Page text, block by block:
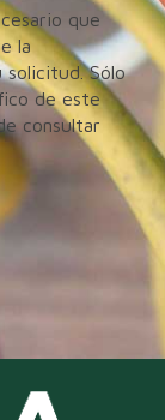
que
la
solicitud. Sólo
de este
consultar